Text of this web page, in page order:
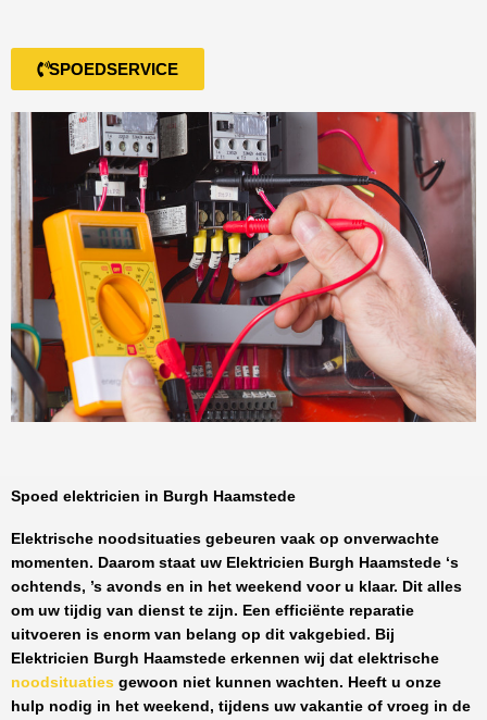
SPOEDSERVICE
Spoed elektricien in Burgh Haamstede
Elektrische noodsituaties gebeuren vaak op onverwachte
momenten. Daarom staat uw Elektricien Burgh Haamstede ‘s
ochtends, ’s avonds en in het weekend voor u klaar. Dit alles
om uw tijdig van dienst te zijn. Een efficiënte reparatie
uitvoeren is enorm van belang op dit vakgebied. Bij
Elektricien Burgh Haamstede erkennen wij dat elektrische
noodsituaties gewoon niet kunnen wachten. Heeft u onze
hulp nodig in het weekend, tijdens uw vakantie of vroeg in de